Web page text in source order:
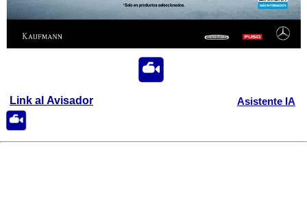
Link al Avisador Asistente IA